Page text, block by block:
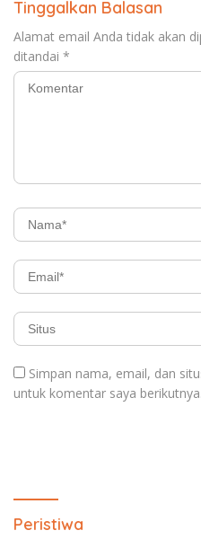
Tinggalkan Balasan
Alamat email Anda tidak akan
ditandai *
Simpan nama, email, dan
untuk komentar saya berikutnya.
Peristiwa